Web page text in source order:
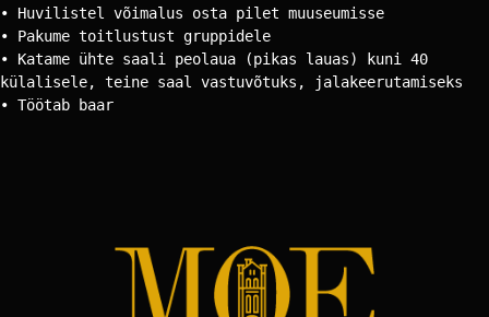
• Huvilistel võimalus osta pilet muuseumisse
• Pakume toitlustust gruppidele
• Katame ühte saali peolaua (pikas lauas) kuni 40
külalisele, teine saal vastuvõtuks, jalakeerutamiseks
• Töötab baar